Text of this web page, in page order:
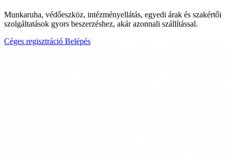
Munkaruha, védőeszköz, intézményellátás, egyedi árak és szakértői
szolgáltatások gyors beszerzéshez, akár azonnali szállítással.
Céges regisztráció Belépés